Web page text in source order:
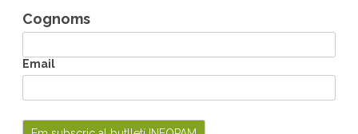
Cognoms
Email